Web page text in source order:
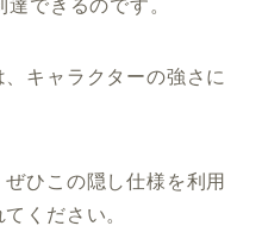
できるのです。
キャラクターの強さに
ひこの隠し仕様を利用
ください。